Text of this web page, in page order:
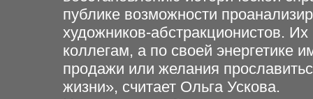
публике возможности
художников-абстракционистов.
коллегам, а по своей энергетике
продажи или желания
жизни», считает Ольга Ускова.